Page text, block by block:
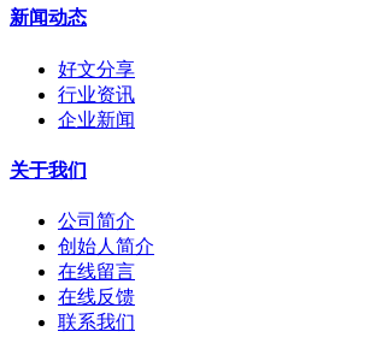
新闻动态
好文分享
行业资讯
企业新闻
关于我们
公司简介
创始人简介
在线留言
在线反馈
联系我们